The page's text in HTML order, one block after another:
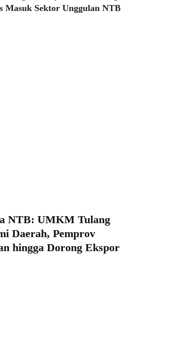
Masuk Sektor Unggulan NTB
NTB: UMKM Tulang
Daerah, Pemprov
hingga Dorong Ekspor